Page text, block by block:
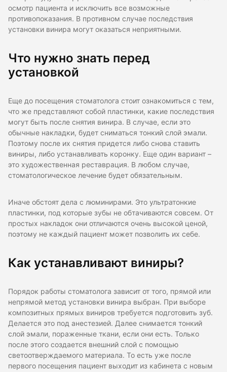
осмотр пациента и исключить все возможные
противопоказания. В противном случае последствия
установки винира могут оказаться неприятными.
Что нужно знать перед
установкой
Еще до посещения стоматолога стоит ознакомиться с тем,
что же представляют собой пластинки, какие последствия
могут быть после снятия винира. В случае, если это
обычные накладки, будет сниматься тонкий слой эмали.
Поэтому после их снятия придется либо снова ставить
виниры, либо устанавливать коронку. Еще один вариант –
это художественная реставрация. В любом случае,
стоматологическое лечение будет обязательным.
Иначе обстоят дела с люминирами. Это ультратонкие
пластинки, под которые зубы не обтачиваются совсем. От
простых накладок они отличаются очень высокой ценой,
поэтому не каждый пациент может позволить их себе.
Как устанавливают виниры?
Порядок работы стоматолога зависит от того, прямой или
непрямой метод установки винира выбран. При выборе
композитных прямых виниров требуется подготовить зуб.
Делается это под анестезией. Далее снимается тонкий
слой эмали, пораженные ткани, если они есть. Только
после этого создается внешний слой с помощью
светоотверждаемого материала. То есть уже после
первого посещения пациент выходит из кабинета с новым